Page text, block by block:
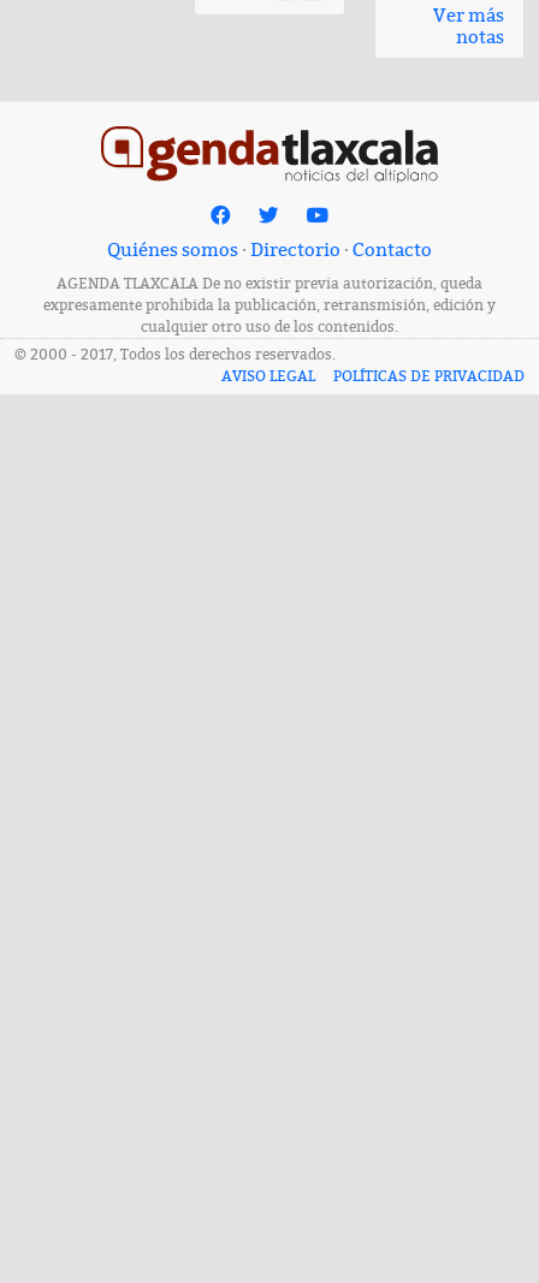
Ver más
notas
Quiénes somos · Directorio · Contacto
AGENDA TLAXCALA De no existir previa autorización, queda
expresamente prohibida la publicación, retransmisión, edición y
cualquier otro uso de los contenidos.
© 2000 - 2017, Todos los derechos reservados.
AVISO LEGAL
POLÍTICAS DE PRIVACIDAD